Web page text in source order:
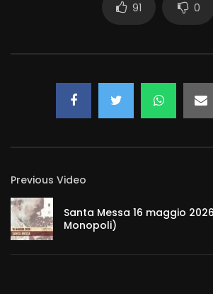
91 0
Previous Video
Santa Messa 16 maggio
Monopoli)